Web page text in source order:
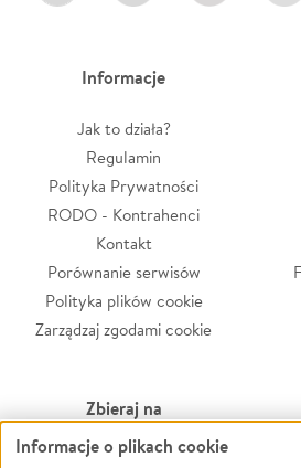
Informacje
Jak to działa?
Regulamin
Polityka Prywatności
RODO - Kontrahenci
Kontakt
Porównanie serwisów
Polityka plików cookie
Zarządzaj zgodami cookie
Zbieraj na
Leczenie
Informacje o plikach cookie